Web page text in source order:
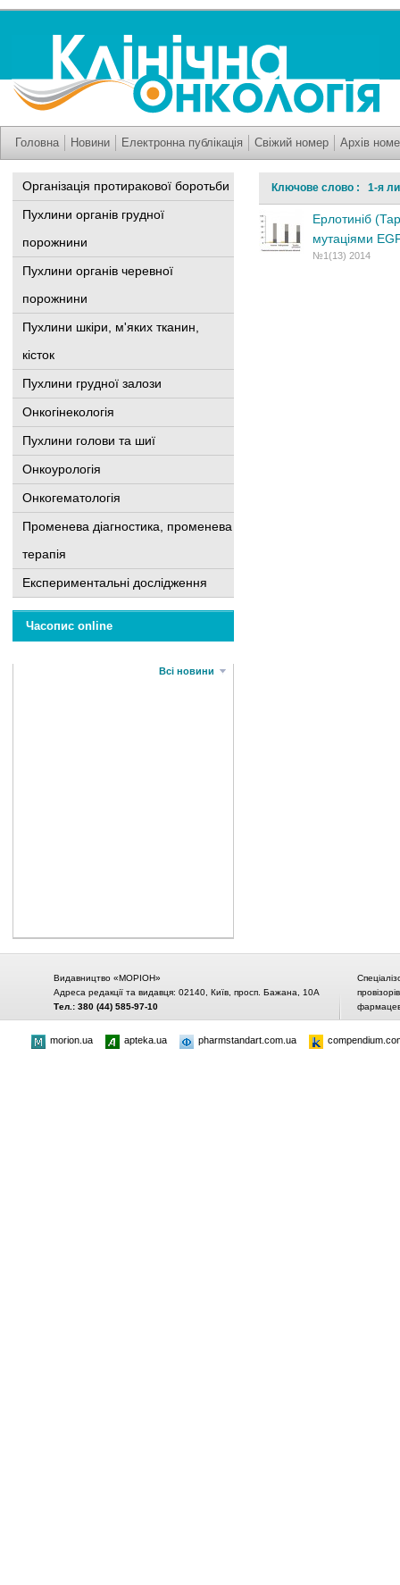
Головна Новини Електронна публікація Свіжий номер Архів
Організація протиракової боротьби
Пухлини органів грудної
порожнини
Пухлини органів черевної
порожнини
Пухлини шкіри, м'яких тканин,
кісток
Пухлини грудної залози
Онкогінекологія
Пухлини голови та шиї
Онкоурологія
Онкогематологія
Променева діагностика, променева
терапія
Експериментальні дослідження
Часопис online
Всі новини
Ключове слово : 1-я
Ерлотиніб
мутаціями
№1(13) 2014
Видавництво «МОРІОН»
Адреса редакції та видавця: 02140, Київ, просп. Бажана, 10А
Тел.: 380 (44) 585-97-10
morion.ua apteka.ua pharmstandart.com.ua